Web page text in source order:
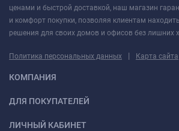
ценами и быстрой доставкой, наш магазин
и комфорт покупки, позволяя клиентам
решения для своих домов и офисов без лишних
Политика персональных данных | Карта сайта
КОМПАНИЯ
ДЛЯ ПОКУПАТЕЛЕЙ
ЛИЧНЫЙ КАБИНЕТ